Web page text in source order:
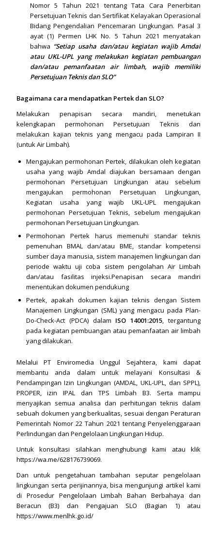
Nomor 5 Tahun 2021 tentang Tata Cara Penerbitan
Persetujuan Teknis dan Sertifikat Kelayakan Operasional
Bidang Pengendalian Pencemaran Lingkungan. Pasal 3
ayat (1) Permen LHK No. 5 Tahun 2021 menyatakan
bahwa “Setiap usaha dan/atau kegiatan wajib Amdal
atau UKL-UPL yang melakukan kegiatan pembuangan
dan/atau pemanfaatan air limbah, wajib memiliki
Persetujuan Teknis dan SLO”
Bagaimana cara mendapatkan Pertek dan SLO?
Melakukan penapisan secara mandiri, menetukan
kelengkapan permohonan Persetujuan Teknis dan
melakukan kajian teknis yang mengacu pada Lampiran II
(untuk Air Limbah).
Mengajukan permohonan Pertek, dilakukan oleh kegiatan
usaha yang wajib Amdal diajukan bersamaan dengan
permohonan Persetujuan Lingkungan atau sebelum
mengajukan permohonan Persetujuan Lingkungan,
Kegiatan usaha yang wajib UKL-UPL mengajukan
permohonan Persetujuan Teknis, sebelum mengajukan
permohonan Persetujuan Lingkungan.
Permohonan Pertek harus memenuhi standar teknis
pemenuhan BMAL dan/atau BME, standar kompetensi
sumber daya manusia, sistem manajemen lingkungan dan
periode waktu uji coba sistem pengolahan Air Limbah
dan/atau fasilitas injeksi.Penapisan secara mandiri
menentukan dokumen pendukung
Pertek, apakah dokumen kajian teknis dengan Sistem
Manajemen Lingkungan (SML) yang mengacu pada Plan-
Do-Check-Act (PDCA) dalam ISO 14001:2015, tergantung
pada kegiatan pembuangan atau pemanfaatan air limbah
yang dilakukan.
Melalui PT Enviromedia Unggul Sejahtera, kami dapat
membantu anda dalam untuk melayani Konsultasi &
Pendampingan Izin Lingkungan (AMDAL, UKL-UPL, dan SPPL),
PROPER, izin IPAL dan TPS Limbah B3. Serta mampu
menyajikan semua analisa dan perhitungan teknis dalam
sebuah dokumen yang berkualitas, sesuai dengan Peraturan
Pemerintah Nomor 22 Tahun 2021 tentang Penyelenggaraan
Perlindungan dan Pengelolaan Lingkungan Hidup.
Untuk konsultasi silahkan menghubungi kami atau klik
https://wa.me/628176739069.
Dan untuk pengetahuan tambahan seputar pengelolaan
lingkungan serta perijinannya, bisa mengunjungi artikel kami
di Prosedur Pengelolaan Limbah Bahan Berbahaya dan
Beracun (B3) dan Pengajuan SLO (Bagian 1)atau
https://www.menlhk.go.id/